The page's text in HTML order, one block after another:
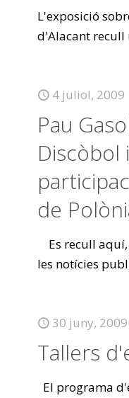
L'exposició
d'Alacant recull
4 juliol, 2009
Pau
Discòbol
de
Es recull
les notícies
30 juny, 2009
Tallers
El programa